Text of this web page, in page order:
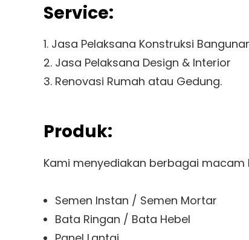
Service:
1. Jasa Pelaksana Konstruksi
2. Jasa Pelaksana Design & Interior
3. Renovasi Rumah atau Gedung.
Produk:
Kami menyediakan berbagai
Semen Instan / Semen Mortar
Bata Ringan / Bata Hebel